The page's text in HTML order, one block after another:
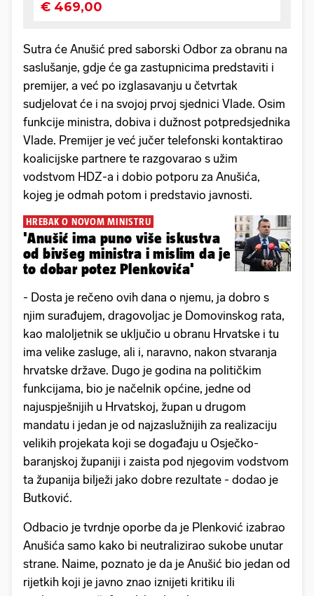
Sutra će Anušić pred saborski Odbor za obranu na
saslušanje, gdje će ga zastupnicima predstaviti i
premijer, a već po izglasavanju u četvrtak
sudjelovat će i na svojoj prvoj sjednici Vlade. Osim
funkcije ministra, dobiva i dužnost potpredsjednika
Vlade. Premijer je već jučer telefonski kontaktirao
koalicijske partnere te razgovarao s užim
vodstvom HDZ-a i dobio potporu za Anušića,
kojeg je odmah potom i predstavio javnosti.
HREBAK O NOVOM MINISTRU
'Anušić ima puno više iskustva
od bivšeg ministra i mislim da je
to dobar potez Plenkovića'
- Dosta je rečeno ovih dana o njemu, ja dobro s
njim surađujem, dragovoljac je Domovinskog rata,
kao maloljetnik se uključio u obranu Hrvatske i tu
ima velike zasluge, ali i, naravno, nakon stvaranja
hrvatske države. Dugo je godina na političkim
funkcijama, bio je načelnik općine, jedne od
najuspješnijih u Hrvatskoj, župan u drugom
mandatu i jedan je od najzaslužnijih za realizaciju
velikih projekata koji se događaju u Osječko-
baranjskoj županiji i zaista pod njegovim vodstvom
ta županija bilježi jako dobre rezultate - dodao je
Butković.
Odbacio je tvrdnje oporbe da je Plenković izabrao
Anušića samo kako bi neutralizirao sukobe unutar
strane. Naime, poznato je da je Anušić bio jedan od
rijetkih koji je javno znao iznijeti kritiku ili